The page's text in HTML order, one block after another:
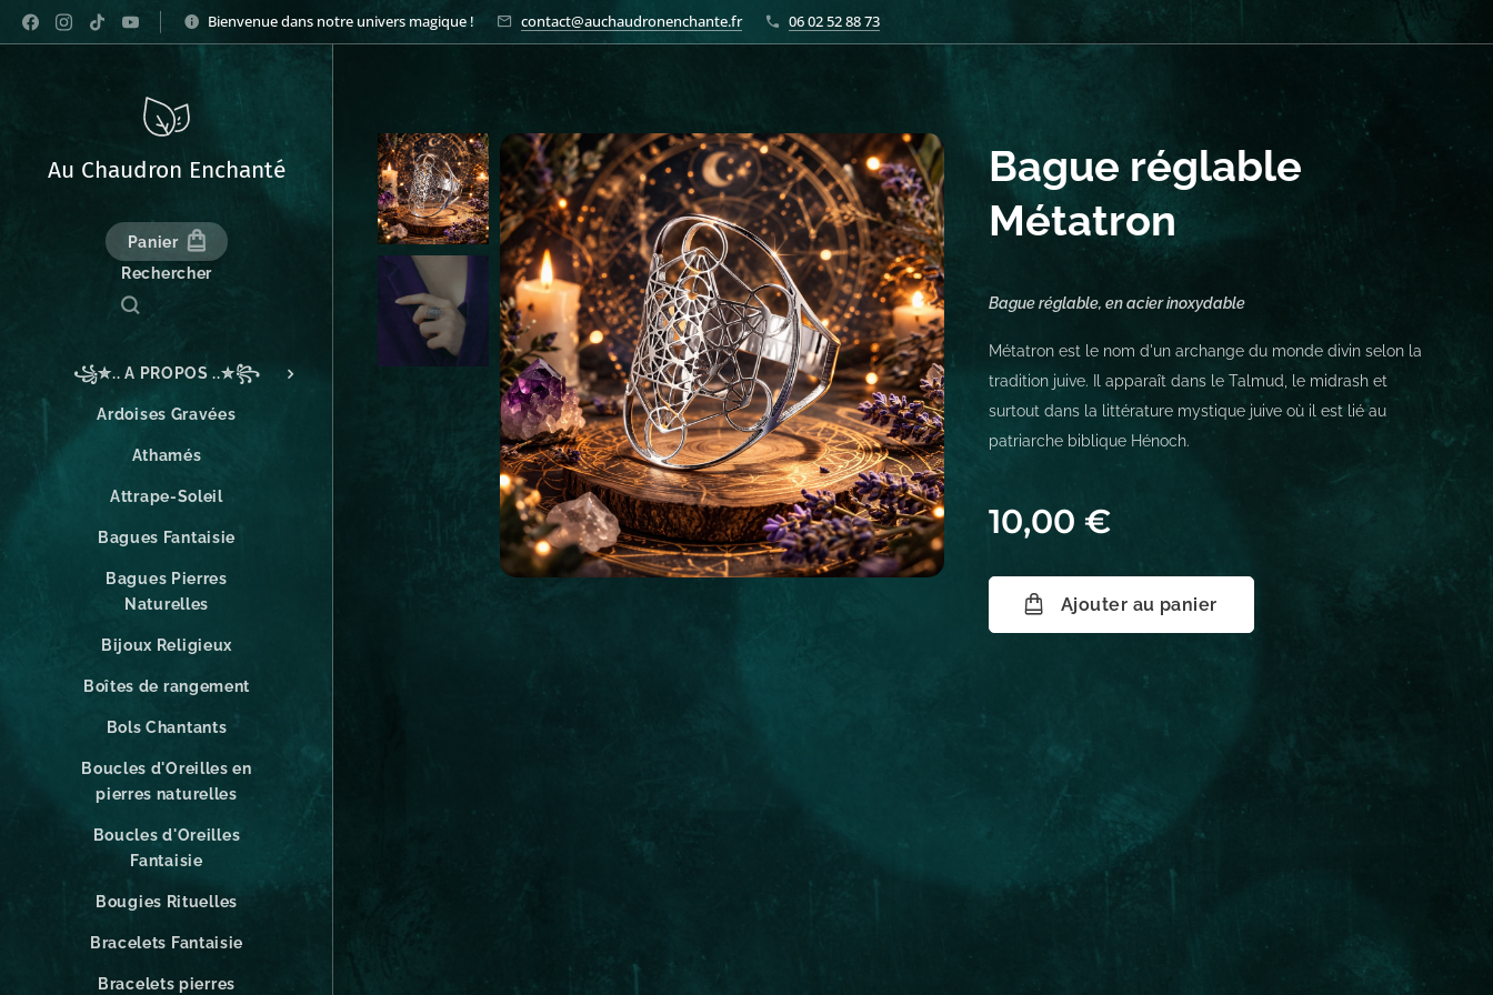
Bienvenue dans notre univers magique ! contact@auchaudronenchante.fr 06 02 52 88 73
Au Chaudron Enchanté
Panier
Rechercher
꧁✮.. A PROPOS ..✮꧂
Ardoises Gravées
Athamés
Attrape-Soleil
Bagues Fantaisie
Bagues Pierres
Naturelles
Bijoux Religieux
Boîtes de rangement
Bols Chantants
Boucles d'Oreilles en
pierres naturelles
Boucles d'Oreilles
Fantaisie
Bougies Rituelles
Bracelets Fantaisie
Bracelets pierres
Bague réglable
Métatron
Bague réglable, en acier inoxydable
Métatron est le nom d'un archange du monde divin selon la
tradition juive. Il apparaît dans le Talmud, le midrash et
surtout dans la littérature mystique juive où il est lié au
patriarche biblique Hénoch.
10,00 €
Ajouter au panier